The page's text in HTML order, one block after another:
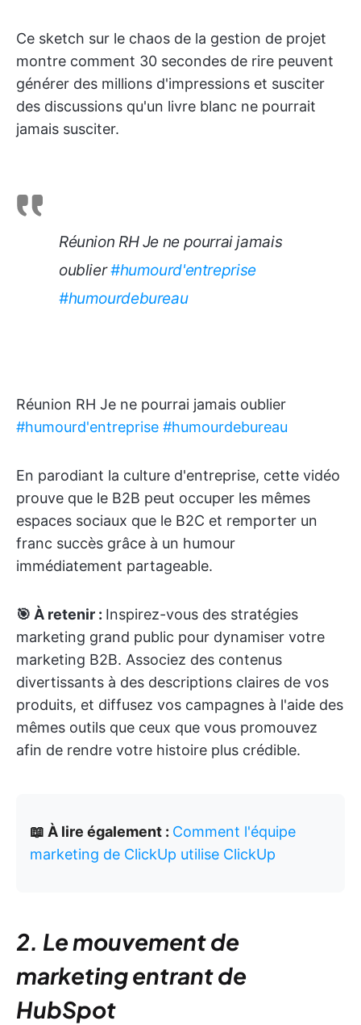
Ce sketch sur le chaos de la gestion de projet
montre comment 30 secondes de rire peuvent
générer des millions d'impressions et susciter
des discussions qu'un livre blanc ne pourrait
jamais susciter.
Réunion RH Je ne pourrai jamais
oublier#humourd'entreprise
#humourdebureau
Réunion RH Je ne pourrai jamais oublier
#humourd'entreprise #humourdebureau
En parodiant la culture d'entreprise, cette vidéo
prouve que le B2B peut occuper les mêmes
espaces sociaux que le B2C et remporter un
franc succès grâce à un humour
immédiatement partageable.
🎯 À retenir : Inspirez-vous des stratégies
marketing grand public pour dynamiser votre
marketing B2B. Associez des contenus
divertissants à des descriptions claires de vos
produits, et diffusez vos campagnes à l'aide des
mêmes outils que ceux que vous promouvez
afin de rendre votre histoire plus crédible.
📖 À lire également : Comment l'équipe
marketing de ClickUp utilise ClickUp
2. Le mouvement de
marketing entrant de
HubSpot